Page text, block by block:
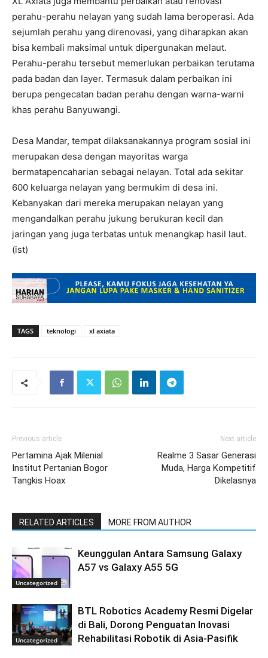
perahu-perahu nelayan yang sudah lama beroperasi. Ada
sejumlah perahu yang direnovasi, yang diharapkan akan
bisa kembali maksimal untuk dipergunakan melaut.
Perahu-perahu tersebut memerlukan perbaikan terutama
pada badan dan layer. Termasuk dalam perbaikan ini
berupa pengecatan badan perahu dengan warna-warni
khas perahu Banyuwangi.
Desa Mandar, tempat dilaksanakannya program sosial ini
merupakan desa dengan mayoritas warga
bermatapencaharian sebagai nelayan. Total ada sekitar
600 keluarga nelayan yang bermukim di desa ini.
Kebanyakan dari mereka merupakan nelayan yang
mengandalkan perahu jukung berukuran kecil dan
jaringan yang juga terbatas untuk menangkap hasil laut.
(ist)
TAGS teknologi xl axiata
Previous article
Pertamina Ajak Milenial
Institut Pertanian Bogor
Tangkis Hoax
Next article
Realme 3 Sasar Generasi
Muda, Harga Kompetitif
Dikelasnya
RELATED ARTICLES MORE FROM AUTHOR
Uncategorized
Keunggulan Antara Samsung Galaxy
A57 vs Galaxy A55 5G
Uncategorized
BTL Robotics Academy Resmi Digelar
di Bali, Dorong Penguatan Inovasi
Rehabilitasi Robotik di Asia-Pasifik